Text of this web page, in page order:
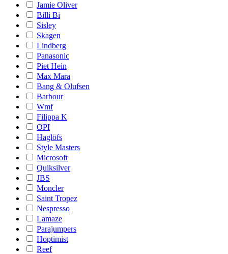
Jamie Oliver
Billi Bi
Sisley
Skagen
Lindberg
Panasonic
Piet Hein
Max Mara
Bang & Olufsen
Barbour
Wmf
Filippa K
OPI
Haglöfs
Style Masters
Microsoft
Quiksilver
JBS
Moncler
Saint Tropez
Nespresso
Lamaze
Parajumpers
Hoptimist
Reef